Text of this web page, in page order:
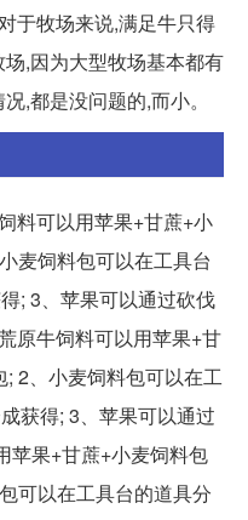
于牧场来说,满足牛只得
,因为大型牧场基本都有
,都是没问题的,而小。
料可以用苹果+甘蔗+小
麦饲料包可以在工具台
; 3、苹果可以通过砍伐
原牛饲料可以用苹果+甘
2、小麦饲料包可以在工
获得; 3、苹果可以通过
苹果+甘蔗+小麦饲料包
可以在工具台的道具分